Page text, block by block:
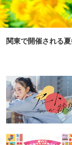
関東で開催される